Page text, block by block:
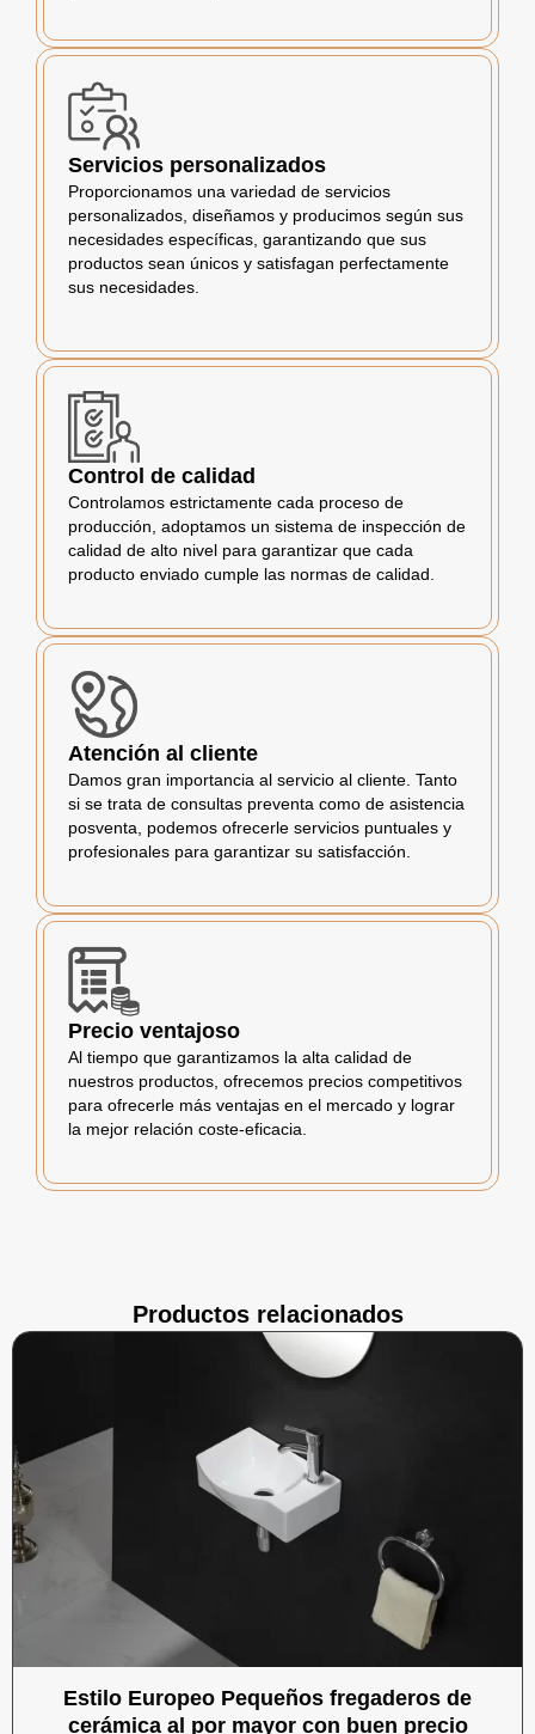
Servicios personalizados
Proporcionamos una variedad de servicios
personalizados, diseñamos y producimos según sus
necesidades específicas, garantizando que sus
productos sean únicos y satisfagan perfectamente
sus necesidades.
Control de calidad
Controlamos estrictamente cada proceso de
producción, adoptamos un sistema de inspección de
calidad de alto nivel para garantizar que cada
producto enviado cumple las normas de calidad.
Atención al cliente
Damos gran importancia al servicio al cliente. Tanto
si se trata de consultas preventa como de asistencia
posventa, podemos ofrecerle servicios puntuales y
profesionales para garantizar su satisfacción.
Precio ventajoso
Al tiempo que garantizamos la alta calidad de
nuestros productos, ofrecemos precios competitivos
para ofrecerle más ventajas en el mercado y lograr
la mejor relación coste-eficacia.
Productos relacionados
Estilo Europeo Pequeños fregaderos de
cerámica al por mayor con buen precio